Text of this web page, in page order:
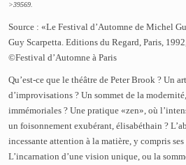
>39569.
Source : «Le Festival d’Automne de Michel
Guy Scarpetta. Editions du Regard, Paris,
©Festival d’Automne à Paris
Qu’est-ce que le théâtre de Peter Brook ? Un
d’improvisations ? Un sommet de la
immémoriales ? Une pratique «zen», où
un foisonnement exubérant, élisabéthain ?
incessante attention à la matière, y compris
L’incarnation d’une vision unique, ou la